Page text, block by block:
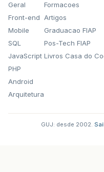
Geral
Front-end
Mobile
SQL
JavaScript
PHP
Android
Arquitetura
Formacoes
Artigos
Graduacao FIAP
Pos-Tech FIAP
Livros Casa do
GUJ: desde 2002.